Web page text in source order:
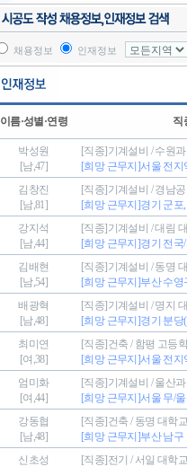
채용정보 인재정보
이름·성별·연령 직
박성원
[남,47]
[직종]기계설비 / 수원
[희망 근무지]서울 전
김창진
[남,81]
[직종]기계설비 / 경남
[희망 근무지]경기 군포
강지석
[남,44]
[직종]기계설비 / 대림
[희망 근무지]경기 전국
김배현
[남,54]
[직종]기계설비 / 동명
[희망 근무지]부산 수
배광혁
[남,48]
[직종]기계설비 / 명지
[희망 근무지]경기 분
최미연
[여,38]
[직종]건축 / 함평 고등
[희망 근무지]서울 전지
엄미화
[여,44]
[직종]기계설비 / 울산
[희망 근무지]서울 무/
강동협
[남,48]
[직종]건축 / 동명 대학
[희망 근무지]부산 남구
신초성
[직종]전기 / 서일 대학